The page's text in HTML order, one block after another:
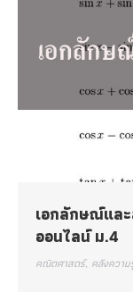
เอกลักษณ์แล
ออนไลน์ ม.4
คณิตศาสตร์, คลังควา